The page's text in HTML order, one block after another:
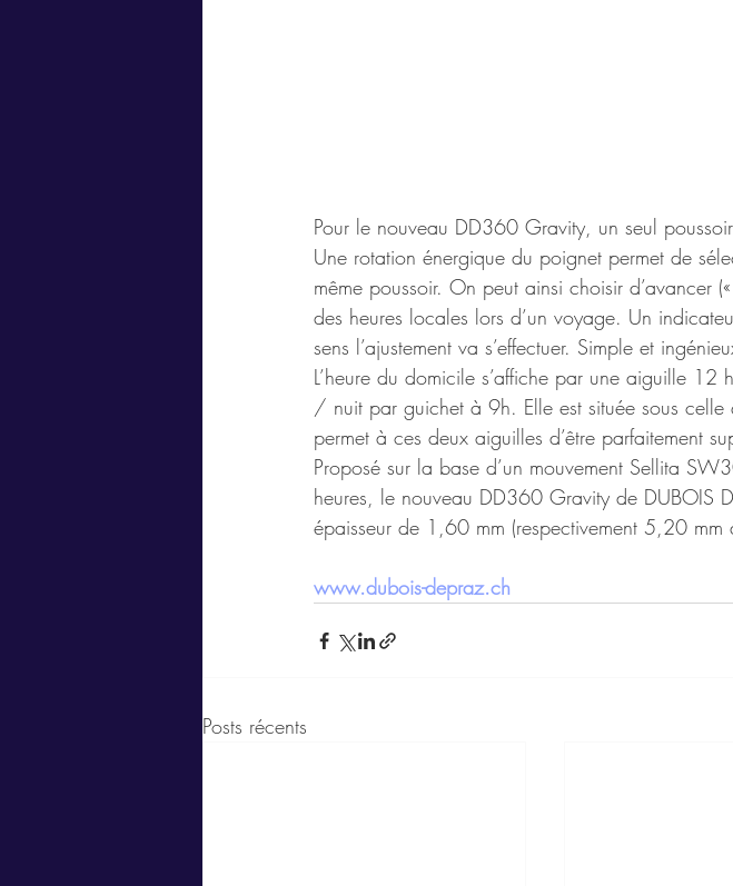
Pour le nouveau DD360 Gravity, un seul
Une rotation énergique du poignet permet de
même poussoir. On peut ainsi choisir d’avancer
des heures locales lors d’un voyage. Un
sens l’ajustement va s’effectuer. Simple et
L’heure du domicile s’affiche par une aiguille
/ nuit par guichet à 9h. Elle est située sous
permet à ces deux aiguilles d’être parfaitement
Proposé sur la base d’un mouvement Sellita
heures, le nouveau DD360 Gravity de DUBOIS
épaisseur de 1,60 mm (respectivement 5,20 mm
www.dubois-depraz.ch
Posts récents